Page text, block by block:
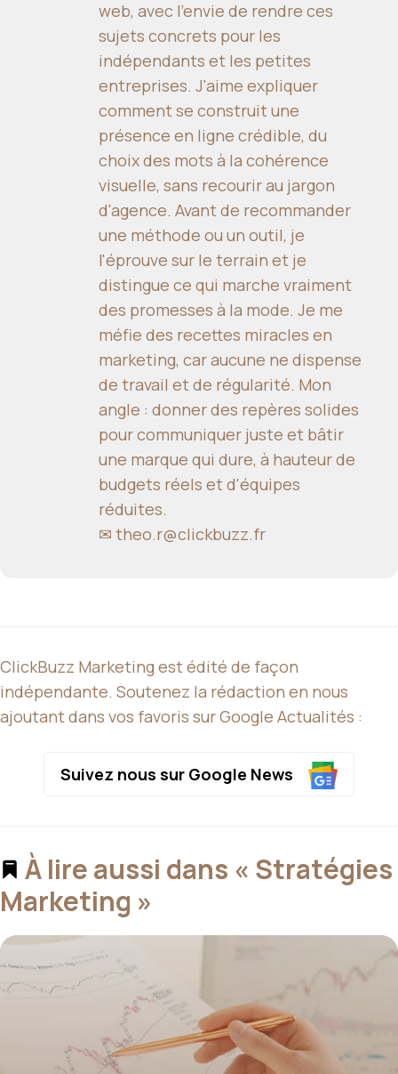
web, avec l'envie de rendre ces
sujets concrets pour les
indépendants et les petites
entreprises. J'aime expliquer
comment se construit une
présence en ligne crédible, du
choix des mots à la cohérence
visuelle, sans recourir au jargon
d'agence. Avant de recommander
une méthode ou un outil, je
l'éprouve sur le terrain et je
distingue ce qui marche vraiment
des promesses à la mode. Je me
méfie des recettes miracles en
marketing, car aucune ne dispense
de travail et de régularité. Mon
angle : donner des repères solides
pour communiquer juste et bâtir
une marque qui dure, à hauteur de
budgets réels et d'équipes
réduites.
✉ theo.r@clickbuzz.fr
ClickBuzz Marketing est édité de façon
indépendante. Soutenez la rédaction en nous
ajoutant dans vos favoris sur Google Actualités :
Suivez nous sur Google News
À lire aussi dans « Stratégies
Marketing »